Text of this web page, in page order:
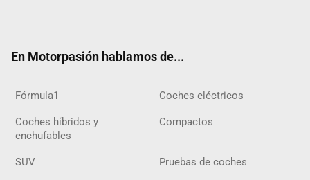
En Motorpasión hablamos de...
Fórmula1 Coches eléctricos
Coches híbridos y
enchufables
Compactos
SUV Pruebas de coches